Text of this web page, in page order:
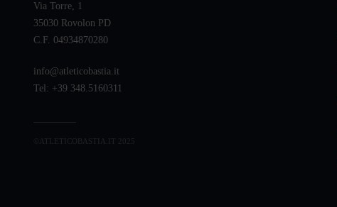
Via Torre, 1
35030 Rovolon PD
C.F. 04934870280
info@atleticobastia.it
Tel: +39 348.5160311
©ATLETICOBASTIA.IT 2025